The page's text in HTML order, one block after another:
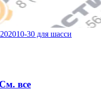
30 для шасси
См. все